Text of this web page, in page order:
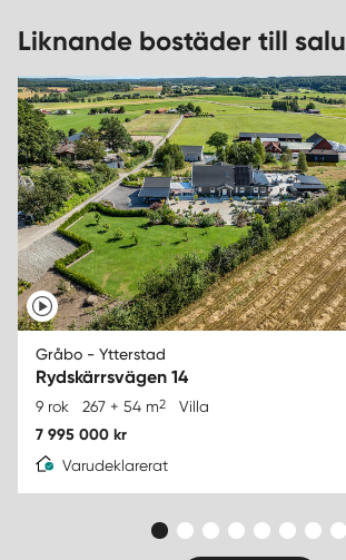
Liknande bostäder till salu
Gråbo - Ytterstad
Rydskärrsvägen 14
9 rok 267 + 54 m2 Villa
7 995 000 kr
Varudeklarerat